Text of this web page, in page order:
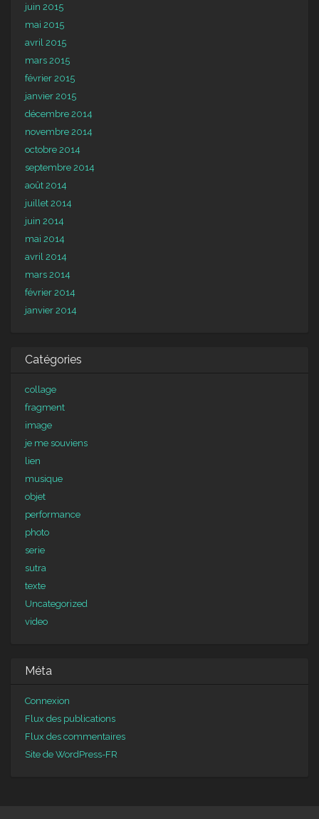
juin 2015
mai 2015
avril 2015
mars 2015
février 2015
janvier 2015
décembre 2014
novembre 2014
octobre 2014
septembre 2014
août 2014
juillet 2014
juin 2014
mai 2014
avril 2014
mars 2014
février 2014
janvier 2014
Catégories
collage
fragment
image
je me souviens
lien
musique
objet
performance
photo
serie
sutra
texte
Uncategorized
video
Méta
Connexion
Flux des publications
Flux des commentaires
Site de WordPress-FR